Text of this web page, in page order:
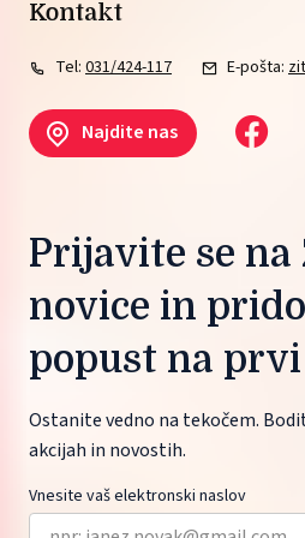
Kontakt
Tel: 031/424-117 E-pošta:
Najdite nas
Prijavite se na
novice in
popust na
Ostanite vedno na tekočem.
akcijah in novostih.
Vnesite vaš elektronski naslov